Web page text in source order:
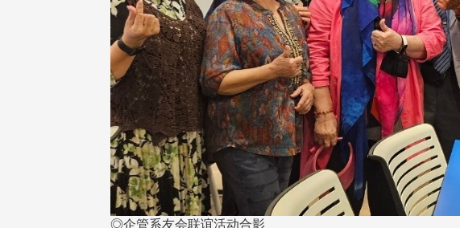
◎企管系友会联谊活动合影